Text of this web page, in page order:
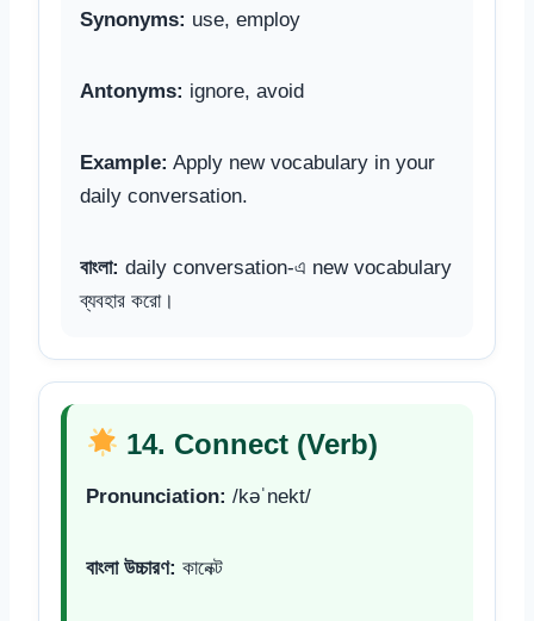
Synonyms: use, employ
Antonyms: ignore, avoid
Example: Apply new vocabulary in your
daily conversation.
বাংলা: daily conversation-এ new vocabulary
ব্যবহার করো।
14. Connect (Verb)
Pronunciation: /kəˈnekt/
বাংলা উচ্চারণ: কানেক্ট